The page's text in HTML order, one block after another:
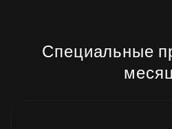
Специальные